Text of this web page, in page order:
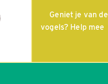
Geniet je van de
vogels? Help mee